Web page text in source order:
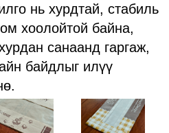
нь хурдтай, стабиль
хоолойтой байна,
санаанд гаргаж,
байдлыг илүү